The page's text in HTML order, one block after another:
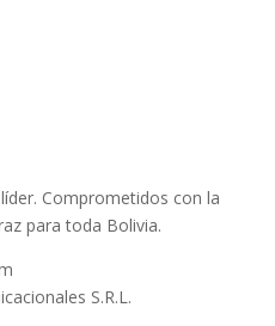
Comprometidos con la
para toda Bolivia.
S.R.L.